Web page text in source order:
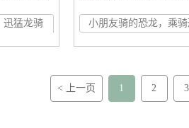
二个种为
现于中国内
迅猛龙骑
恐龙种类之一。化石分
灭绝的恐龙之一。
小朋友骑的恐龙，乘
< 上一页 1 2 3